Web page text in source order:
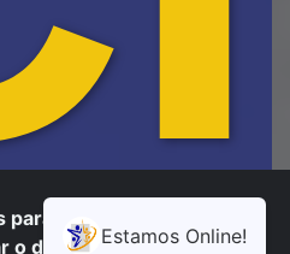
oferecer melhor
o desempenho, analisar